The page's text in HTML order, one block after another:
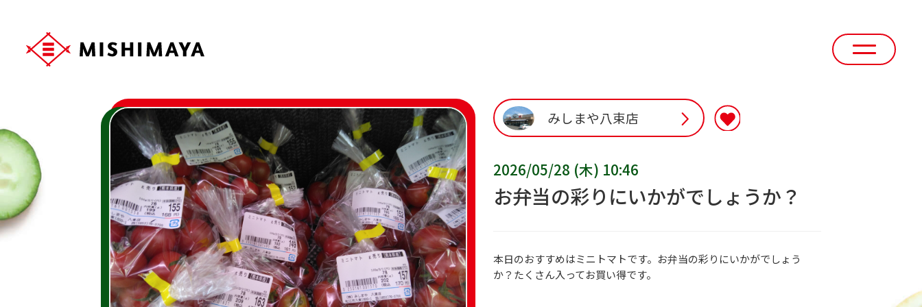
みしまや八束店
2026/05/28 (木) 10:46
お弁当の彩りにいかがでしょうか？
本日のおすすめはミニトマトです。お弁当の彩りにいかがでしょう
か？たくさん入ってお買い得です。